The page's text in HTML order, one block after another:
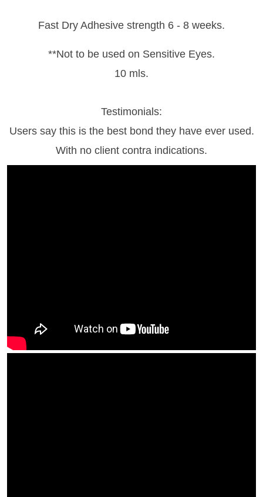
Fast Dry Adhesive strength 6 - 8 weeks.
**Not to be used on Sensitive Eyes.
10 mls.
Testimonials:
Users say this is the best bond they have ever used.
With no client contra indications.